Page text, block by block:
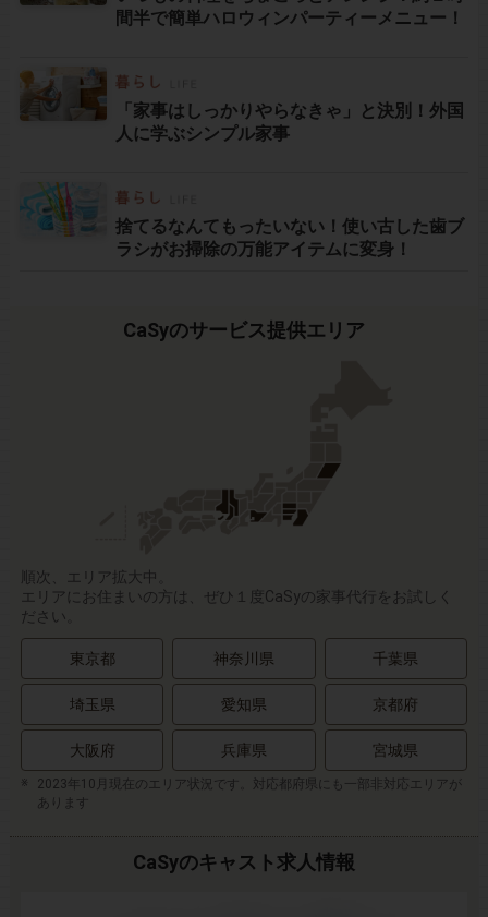
間半で簡単ハロウィンパーティーメニュー！
「家事はしっかりやらなきゃ」と決別！外国
人に学ぶシンプル家事
捨てるなんてもったいない！使い古した歯ブ
ラシがお掃除の万能アイテムに変身！
CaSyのサービス提供エリア
順次、エリア拡大中。
エリアにお住まいの方は、ぜひ１度CaSyの家事代行をお試しく
ださい。
東京都 神奈川県 千葉県
埼玉県 愛知県 京都府
大阪府 兵庫県 宮城県
2023年10月現在のエリア状況です。対応都府県にも一部非対応エリアが
あります
CaSyのキャスト求人情報